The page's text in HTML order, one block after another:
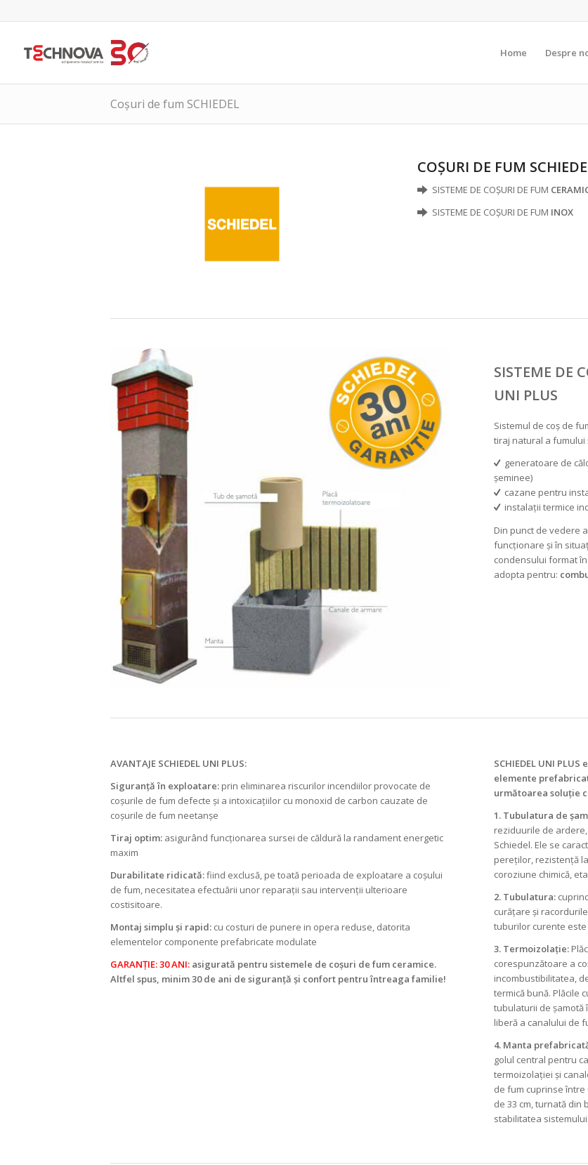
Home Despre
Coșuri de fum SCHIEDEL
COȘURI DE FUM
SISTEME DE COȘURI DE FUM
SISTEME DE COȘURI DE FUM INOX
SISTEME DE
UNI PLUS
Sistemul de coș de
tiraj natural a fumului
generatoare de
șeminee)
cazane pentru
instalații termice
Din punct de vedere
funcționare și în
condensului format
adopta pentru:
AVANTAJE SCHIEDEL UNI PLUS:
Siguranță în exploatare: prin eliminarea riscurilor incendiilor provocate de
coșurile de fum defecte și a intoxicațiilor cu monoxid de carbon cauzate de
coșurile de fum neetanșe
Tiraj optim: asigurând funcționarea sursei de căldură la randament energetic
maxim
Durabilitate ridicată:fiind exclusă, pe toată perioada de exploatare a coșului
de fum, necesitatea efectuării unor reparații sau intervenții ulterioare
costisitoare.
Montaj simplu și rapid: cu costuri de punere in opera reduse, datorita
elementelor componente prefabricate modulate
GARANȚIE: 30 ANI: asigurată pentru sistemele de coșuri de fum ceramice.
Altfel spus, minim 30 de ani de siguranță și confort pentru întreaga familie!
SCHIEDEL UNI
elemente
următoarea soluție
1. Tubulatura de
reziduurile de
Schiedel. Ele se
pereților, rezistență
coroziune chimică,
2. Tubulatura:
curățare și
tuburilor curente este
3. Termoizolație:
corespunzătoare a
incombustibilitatea,
termică bună. Plăcile
tubulaturii de șamotă
liberă a canalului de
4. Manta
golul central pentru
termoizolației și
de fum cuprinse între
de 33 cm, turnată din
stabilitatea sistemului.